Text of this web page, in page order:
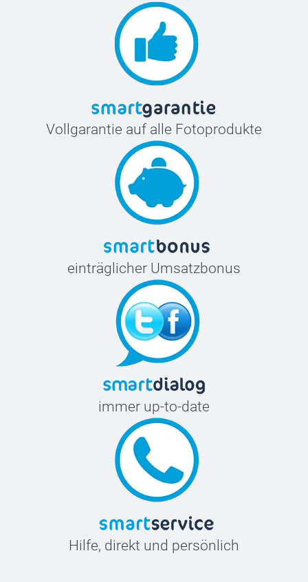
Vollgarantie auf alle Fotoprodukte
einträglicher Umsatzbonus
immer up-to-date
Hilfe, direkt und persönlich